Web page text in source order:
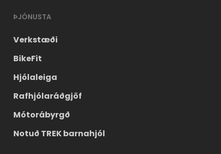
ÞJÓNUSTA
Verkstæði
BikeFit
Hjólaleiga
Rafhjólaráðgjöf
Mótorábyrgð
Notuð TREK barnahjól